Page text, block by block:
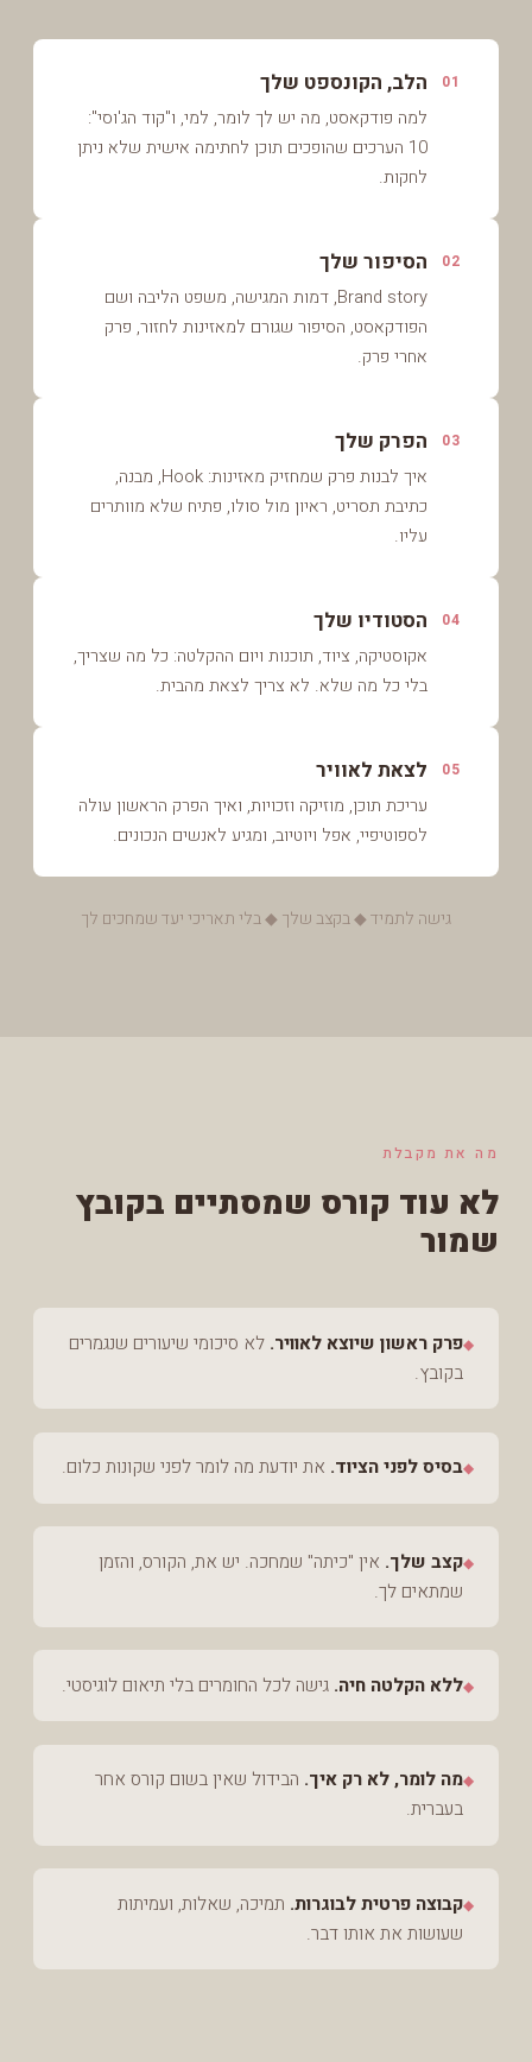
01 הלב, הקונספט שלך
למה פודקאסט, מה יש לך לומר, למי, ו"קוד הג'וסי":
10 הערכים שהופכים תוכן לחתימה אישית שלא ניתן
לחקות.
02 הסיפור שלך
Brand story, דמות המגישה, משפט הליבה ושם
הפודקאסט, הסיפור שגורם למאזינות לחזור, פרק
אחרי פרק.
03 הפרק שלך
איך לבנות פרק שמחזיק מאזינות: Hook, מבנה,
כתיבת תסריט, ראיון מול סולו, פתיח שלא מוותרים
עליו.
04 הסטודיו שלך
אקוסטיקה, ציוד, תוכנות ויום ההקלטה: כל מה שצריך,
בלי כל מה שלא. לא צריך לצאת מהבית.
05 לצאת לאוויר
עריכת תוכן, מוזיקה וזכויות, ואיך הפרק הראשון עולה
לספוטיפיי, אפל ויוטיוב, ומגיע לאנשים הנכונים.
גישה לתמיד ◆ בקצב שלך ◆ בלי תאריכי יעד שמחכים לך
מה את מקבלת
לא עוד קורס שמסתיים בקובץ
שמור
◆פרק ראשון שיוצא לאוויר. לא סיכומי שיעורים שנגמרים
בקובץ.
◆בסיס לפני הציוד. את יודעת מה לומר לפני שקונות כלום.
◆קצב שלך. אין "כיתה" שמחכה. יש את, הקורס, והזמן
שמתאים לך.
◆ללא הקלטה חיה. גישה לכל החומרים בלי תיאום לוגיסטי.
◆מה לומר, לא רק איך. הבידול שאין בשום קורס אחר
בעברית.
◆קבוצה פרטית לבוגרות. תמיכה, שאלות, ועמיתות
שעושות את אותו דבר.